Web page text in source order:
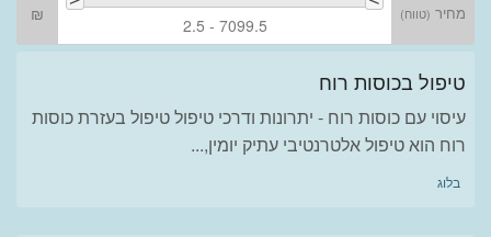
מחיר (טווח)
2.5 - 7099.5
₪
טיפול בכוסות רוח
עיסוי עם כוסות רוח - יתרונות ודרכי טיפול טיפול בעזרת כוסות
רוח הוא טיפול אלטרנטיבי עתיק יומין,...
בלוג